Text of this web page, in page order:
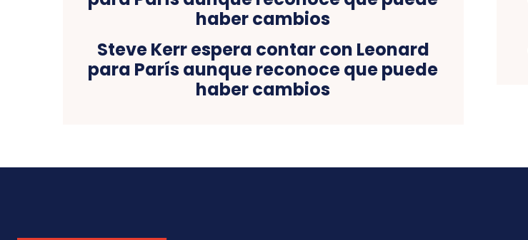
Steve Kerr espera contar con Leonard
para París aunque reconoce que puede
haber cambios